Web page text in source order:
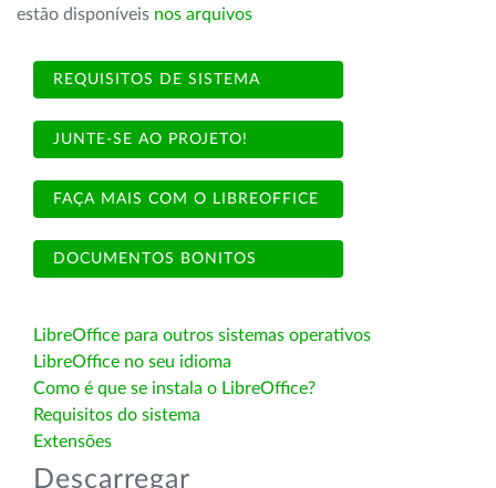
estão disponíveis nos arquivos
REQUISITOS DE SISTEMA
JUNTE-SE AO PROJETO!
FAÇA MAIS COM O LIBREOFFICE
DOCUMENTOS BONITOS
LibreOffice para outros sistemas operativos
LibreOffice no seu idioma
Como é que se instala o LibreOffice?
Requisitos do sistema
Extensões
Descarregar